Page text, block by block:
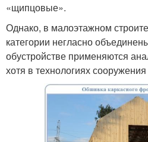
«щипцовые».
Однако, в малоэтажном
категории негласно
обустройстве применяются
хотя в технологиях